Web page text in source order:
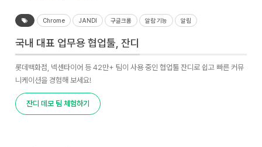
Chrome JANDI 구글크롬 알람 기능 알림
국내 대표 업무용 협업툴, 잔디
롯데백화점, 넥센타이어 등 42만+ 팀이 사용 중인 협업툴 잔디로 쉽고 빠른 커뮤
니케이션을 경험해 보세요!
잔디 데모 팀 체험하기